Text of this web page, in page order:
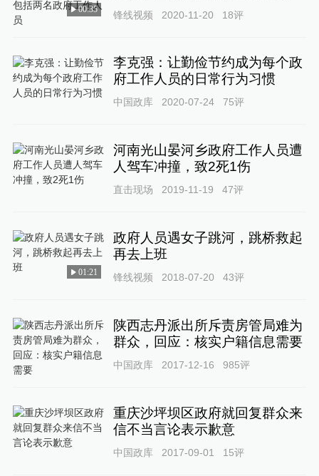
00:35 锋线视频 2020-11-20 18评
李克强：让勤俭节约成为每个政
府工作人员的日常行为习惯
中国政库 2020-07-24 75评
河南光山晏河乡政府工作人员遭
人驾车冲撞，致2死1伤
直击现场 2019-11-19 47评
01:21
政府人员遇女子跳河，跳桥救起
再去上班
锋线视频 2018-07-20 43评
陕西志丹派出所斥责房管局难为
群众，回应：核实户籍信息需要
中国政库 2017-12-16 985评
重庆沙坪坝区政府就回复群众来
信不当言论表示歉意
中国政库 2017-09-01 15评